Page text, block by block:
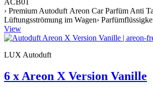
› Premium Autoduft Areon Car Parfüm Anti
Lüftungsströmung im Wagen›
View
LUX Autoduft
6 x Areon X Version Vanille